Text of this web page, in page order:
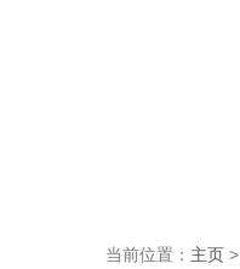
当前位置： 主页>